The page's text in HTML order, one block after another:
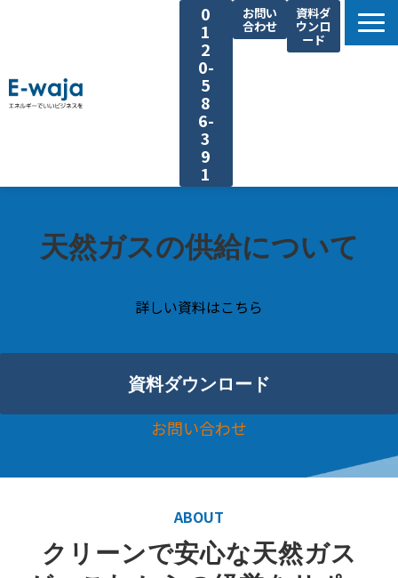
0
1
2
0-
5
8
6-
3
9
1
お問い
合わせ
資料ダ
ウンロ
ード
サービス一覧
業種別ご提案
課題別ご提案
よくあるご質問
天然ガスの供給について
詳しい資料はこちら
資料ダウンロード
お問い合わせ
ABOUT
クリーンで安心な天然ガス